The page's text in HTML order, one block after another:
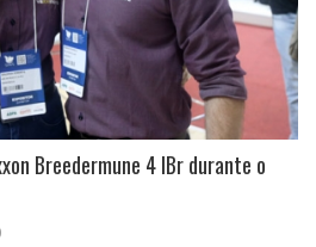
Breedermune 4 lBr durante o